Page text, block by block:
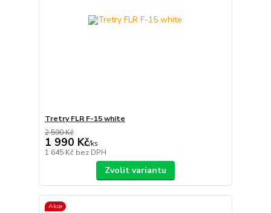
Tretry FLR F-15 white
2 590 Kč
1 990 Kč/ks
1 645 Kč bez DPH
Zvolit variantu
Akce